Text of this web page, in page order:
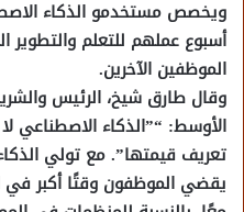
الموظفين الآخرين.
وقال طارق شيخ، الرئيس
الأوسط: “”الذكاء الاصطناعي
تعريف قيمتها”. مع تولي
يقضي الموظفون وقتًا أكبر في